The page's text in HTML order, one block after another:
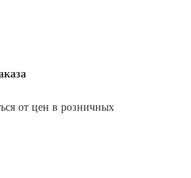
от цен в розничных